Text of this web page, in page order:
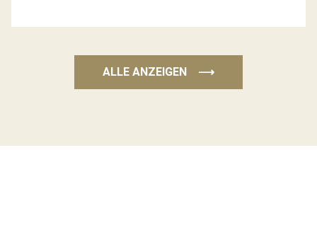
ALLE ANZEIGEN ⟶